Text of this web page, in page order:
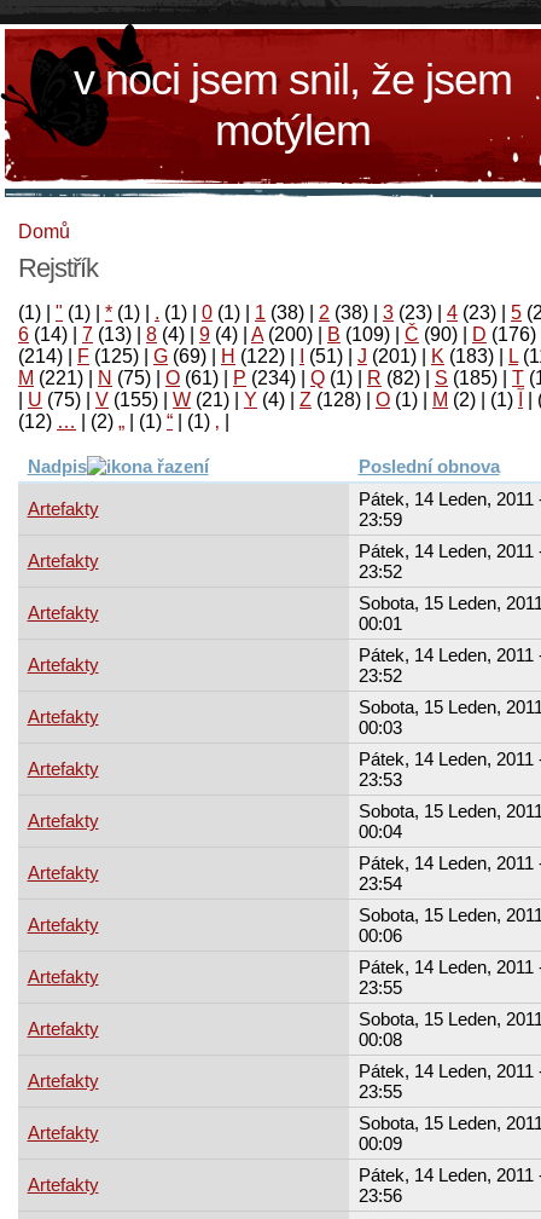
v noci jsem snil, že jsem
motýlem
Domů
Rejstřík
(1) " (1) * (1) . (1) 0 (1) 1 (38) 2 (38) 3 (23) 4 (23) 5
6 (14) 7 (13) 8 (4) 9 (4) A(200) B (109) Č (90) D (176)
(214)
F (125) G (69) H (122) (51) J (201) K (183) L
M (221) N (75) O (61) P (234) Q (1) R (82) S (185) T
U (75) V (155) W (21) Y (4) Z (128) Ο (1) М (2)
(1)
‚
(1)
“
(1)
„
(2)
…
(12)
Nadpis Poslední obnova
Artefakty
Pátek, 14 Leden, 2011
23:59
Artefakty
Pátek, 14 Leden, 2011
23:52
Artefakty
Sobota, 15 Leden,
00:01
Artefakty
Pátek, 14 Leden, 2011
23:52
Artefakty
Sobota, 15 Leden,
00:03
Artefakty
Pátek, 14 Leden, 2011
23:53
Artefakty
Sobota, 15 Leden,
00:04
Artefakty
Pátek, 14 Leden, 2011
23:54
Artefakty
Sobota, 15 Leden,
00:06
Artefakty
Pátek, 14 Leden, 2011
23:55
Artefakty
Sobota, 15 Leden,
00:08
Artefakty
Pátek, 14 Leden, 2011
23:55
Artefakty
Sobota, 15 Leden,
00:09
Artefakty
Pátek, 14 Leden, 2011
23:56